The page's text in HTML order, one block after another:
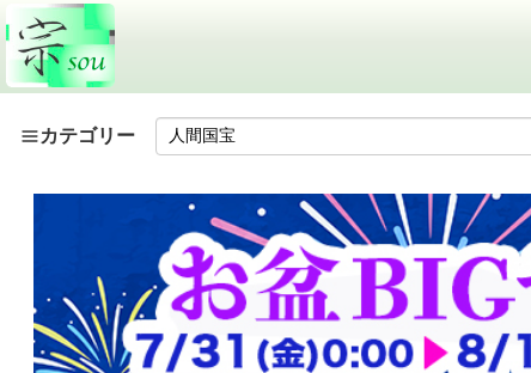
カテゴリー